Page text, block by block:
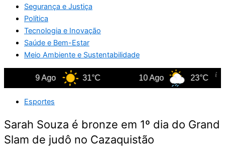
Segurança e Justiça
Política
Tecnologia e Inovação
Saúde e Bem-Estar
Meio Ambiente e Sustentabilidade
9 Ago 31°C 10 Ago 23°C
Esportes
Sarah Souza é bronze em 1º dia do Grand
Slam de judô no Cazaquistão